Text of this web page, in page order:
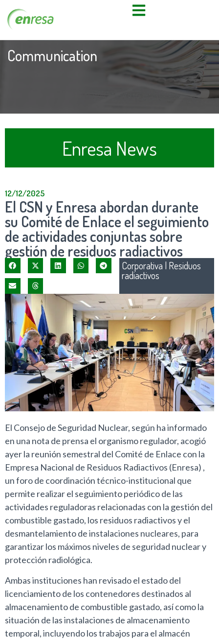
Communication
Enresa News
12/12/2025
El CSN y Enresa abordan durante
su Comité de Enlace el seguimiento
de actividades conjuntas sobre
gestión de residuos radiactivos
Corporativa | Residuos
radiactivos
El Consejo de Seguridad Nuclear, según ha informado
en una nota de prensa el organismo regulador, acogió
ayer la reunión semestral del Comité de Enlace con la
Empresa Nacional de Residuos Radiactivos (Enresa) ,
un foro de coordinación técnico-institucional que
permite realizar el seguimiento periódico de las
actividades reguladoras relacionadas con la gestión del
combustible gastado, los residuos radiactivos y el
desmantelamiento de instalaciones nucleares, para
garantizar los máximos niveles de seguridad nuclear y
protección radiológica.
Ambas instituciones han revisado el estado del
licenciamiento de los contenedores destinados al
almacenamiento de combustible gastado, así como la
situación de las instalaciones de almacenamiento
temporal, incluyendo los trabajos para el almacén